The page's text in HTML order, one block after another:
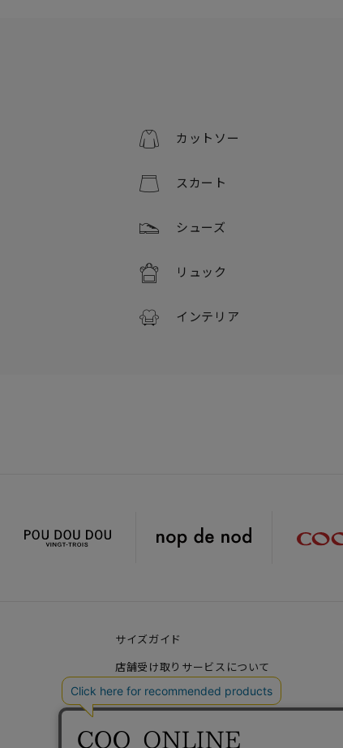
カットソー
スカート
シューズ
リュック
インテリア
サイズガイド
店舗受け取りサービスについて
ご利用ガイド
ショッピングについて